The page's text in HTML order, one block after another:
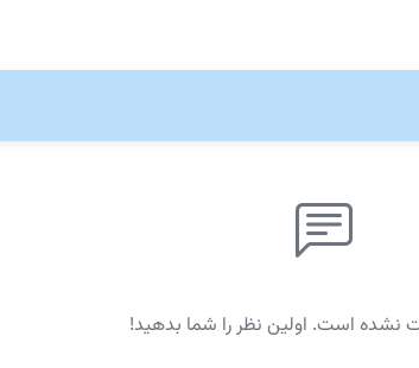
نشده است. اولین نظر را شما بدهید!